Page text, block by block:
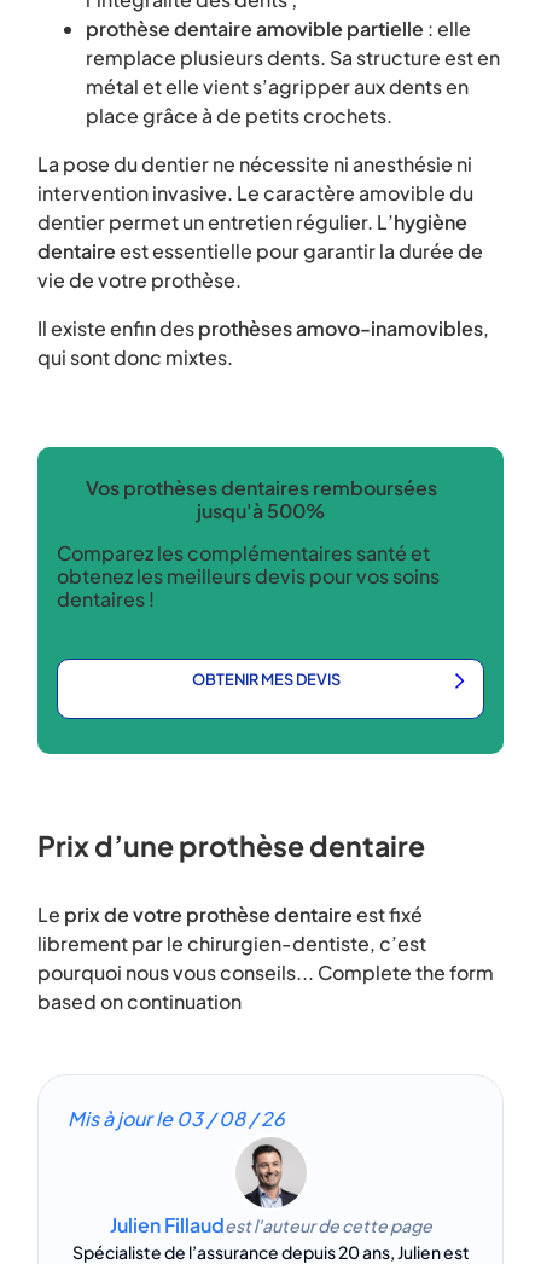
prothèse dentaire amovible partielle : elle
remplace plusieurs dents. Sa structure est en
métal et elle vient s’agripper aux dents en
place grâce à de petits crochets.
La pose du dentier ne nécessite ni anesthésie ni
intervention invasive. Le caractère amovible du
dentier permet un entretien régulier. L’hygiène
dentaireest essentielle pour garantir la durée de
vie de votre prothèse.
Il existe enfin desprothèses amovo-inamovibles,
qui sont donc mixtes.
Vos prothèses dentaires remboursées
jusqu'à 500%
Comparez les complémentaires santé et
obtenez les meilleurs devis pour vos soins
dentaires !
OBTENIR MES DEVIS
Prix d’une prothèse dentaire
Le prix de votre prothèse dentaireest fixé
librement par le chirurgien-dentiste, c’est
pourquoi nous vous conseils... Complete the form
based on continuation
Mis à jour le03 / 08 / 26
Julien Fillaudest l'auteur de cette page
Spécialiste de l’assurance depuis 20 ans, Julien est